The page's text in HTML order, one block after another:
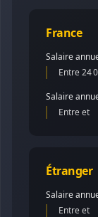
France
Salaire
Entre 24
Salaire
Entre et
Étranger
Salaire
Entre et